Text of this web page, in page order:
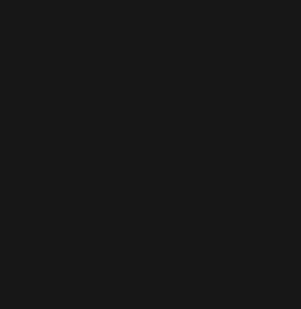
потужність 200-400 Вт, більш ефективні пристрої
належного рівня під силу потужним осушителям, слабкі
них менше;
і можливість точного налаштування параметрів;
людського вуха дорівнює 46 дБ;
інтенсивність роботи;
тонізування та інші сприятливі ефекти;
шерсть тварин, пилок і пр.